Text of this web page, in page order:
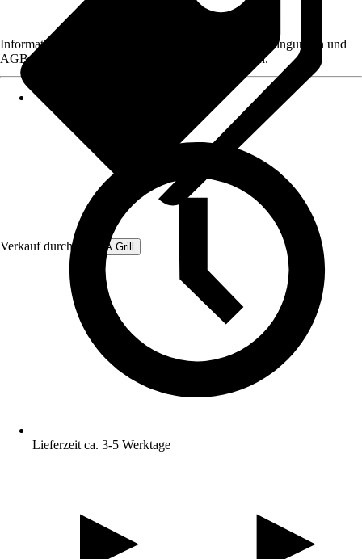
Verkauf durch: GEDA Grill
Informationen des Verkäufers, wie z. B. Rückgabebedingungen und
AGB, finden Sie bei Klick auf den Verkäufernamen.
Lieferzeit ca. 3-5 Werktage